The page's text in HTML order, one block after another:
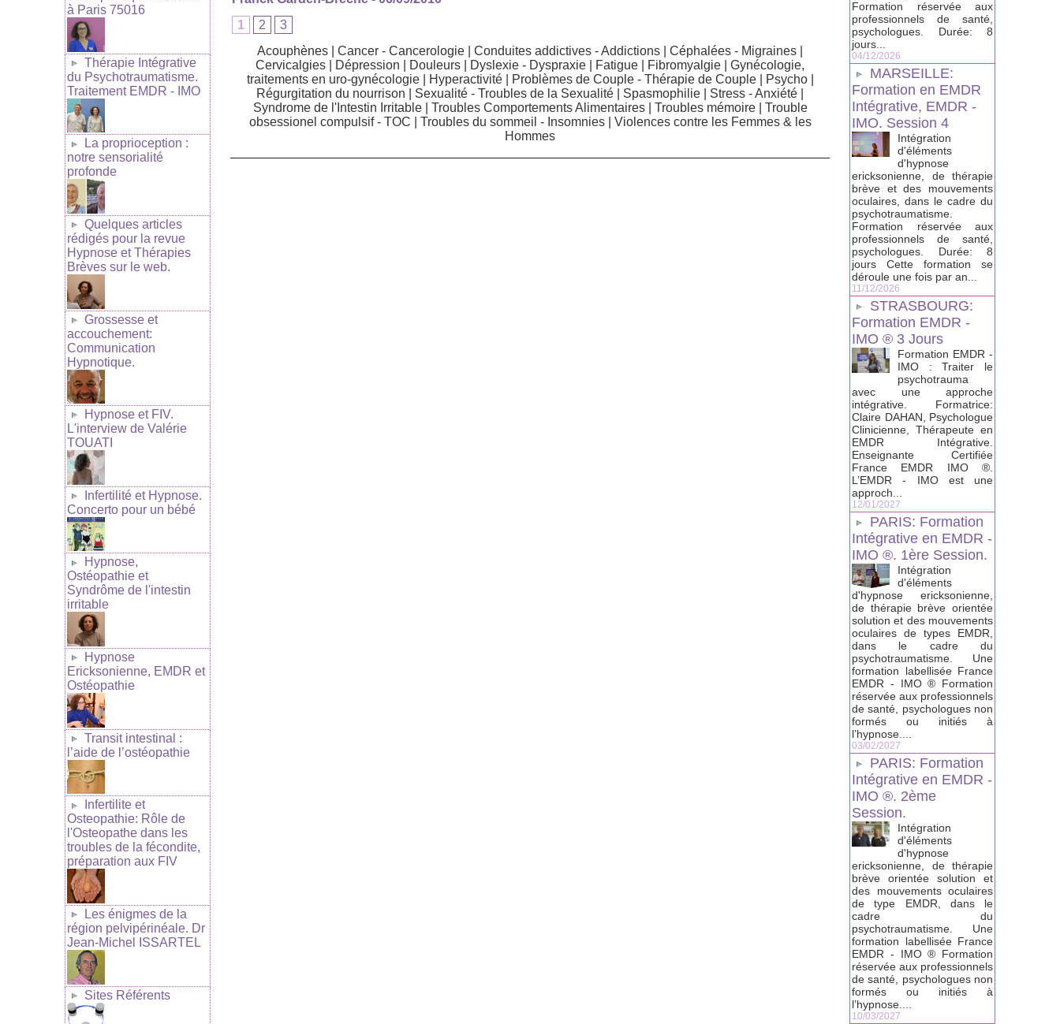
à Paris 75016
Thérapie Intégrative
du Psychotraumatisme.
Traitement EMDR - IMO
La proprioception :
notre sensorialité
profonde
Quelques articles
rédigés pour la revue
Hypnose et Thérapies
Brèves sur le web.
Grossesse et
accouchement:
Communication
Hypnotique.
Hypnose et FIV.
L'interview de Valérie
TOUATI
Infertilité et Hypnose.
Concerto pour un bébé
Hypnose,
Ostéopathie et
Syndrôme de l'intestin
irritable
Hypnose
Ericksonienne, EMDR et
Ostéopathie
Transit intestinal :
l’aide de l’ostéopathie
Infertilite et
Osteopathie: Rôle de
l'Osteopathe dans les
troubles de la fécondite,
préparation aux FIV
Les énigmes de la
région pelvipérinéale. Dr
Jean-Michel ISSARTEL
Sites Référents
1
2
3
Acouphènes
Cancer - Cancerologie Conduites addictives - Addictions Céphalées - Migraines
Cervicalgies
Dépression Douleurs Dyslexie - Dyspraxie Fatigue Fibromyalgie
Gynécologie,
traitements en uro-gynécologie
Hyperactivité Problèmes de Couple - Thérapie de Couple Psycho
Régurgitation du nourrison
Sexualité - Troubles de la Sexualité Spasmophilie Stress - Anxiété
Syndrome de l'Intestin Irritable
Troubles Comportements Alimentaires Troubles mémoire
Trouble
obsessionel compulsif - TOC
Troubles du sommeil - Insomnies
Violences contre les Femmes & les
Hommes
Formation réservée aux
professionnels de santé,
psychologues. Durée: 8
jours...
04/12/2026
MARSEILLE:
Formation en EMDR
Intégrative, EMDR -
IMO. Session 4
Intégration
d'éléments
d'hypnose
ericksonienne, de thérapie
brève et des mouvements
oculaires, dans le cadre du
psychotraumatisme.
Formation réservée aux
professionnels de santé,
psychologues. Durée: 8
jours Cette formation se
déroule une fois par an...
11/12/2026
STRASBOURG:
Formation EMDR -
IMO ® 3 Jours
Formation EMDR -
IMO : Traiter le
psychotrauma
avec une approche
intégrative. Formatrice:
Claire DAHAN, Psychologue
Clinicienne, Thérapeute en
EMDR Intégrative.
Enseignante Certifiée
France EMDR IMO ®.
L’EMDR - IMO est une
approch...
12/01/2027
PARIS: Formation
Intégrative en EMDR -
IMO ®. 1ère Session.
Intégration
d'éléments
d'hypnose ericksonienne,
de thérapie brève orientée
solution et des mouvements
oculaires de types EMDR,
dans le cadre du
psychotraumatisme. Une
formation labellisée France
EMDR - IMO ® Formation
réservée aux professionnels
de santé, psychologues non
formés ou initiés à
l’hypnose....
03/02/2027
PARIS: Formation
Intégrative en EMDR -
IMO ®. 2ème
Session.
Intégration
d'éléments
d'hypnose
ericksonienne, de thérapie
brève orientée solution et
des mouvements oculaires
de type EMDR, dans le
cadre du
psychotraumatisme. Une
formation labellisée France
EMDR - IMO ® Formation
réservée aux professionnels
de santé, psychologues non
formés ou initiés à
l’hypnose....
10/03/2027